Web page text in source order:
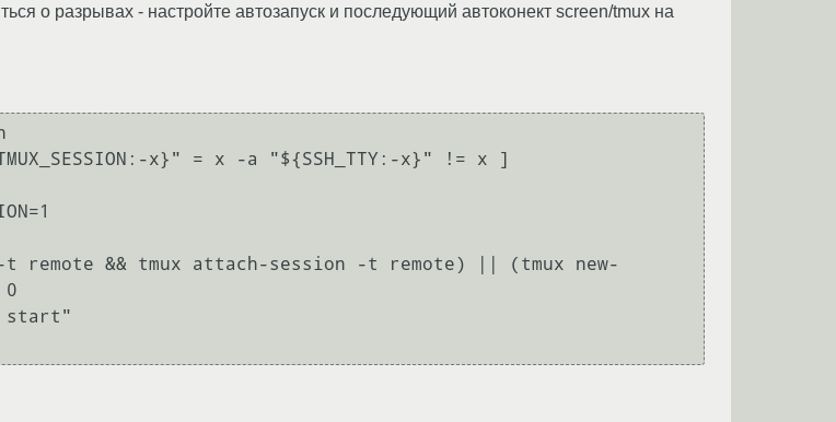
о разрывах - настройте автозапуск и последующий автоконект screen/tmux на
x}" = x -a "${SSH_TTY:-x}" != x ]